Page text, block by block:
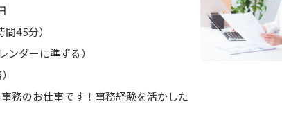
45分）
ンダーに準ずる）
務のお仕事です！事務経験を活かした